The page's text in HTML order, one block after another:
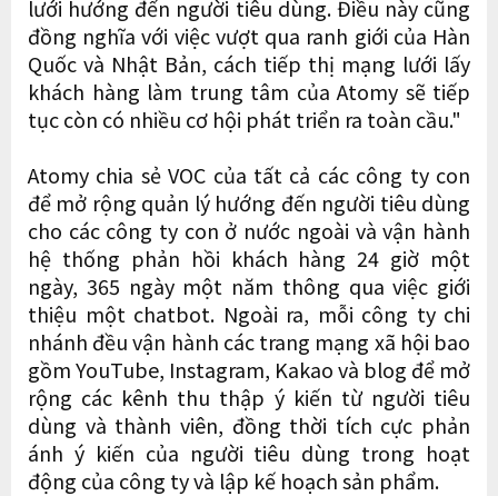
lưới hướng đến người tiêu dùng. Điều này cũng
đồng nghĩa với việc vượt qua ranh giới của Hàn
Quốc và Nhật Bản, cách tiếp thị mạng lưới lấy
khách hàng làm trung tâm của Atomy sẽ tiếp
tục còn có nhiều cơ hội phát triển ra toàn cầu."
Atomy chia sẻ VOC của tất cả các công ty con
để mở rộng quản lý hướng đến người tiêu dùng
cho các công ty con ở nước ngoài và vận hành
hệ thống phản hồi khách hàng 24 giờ một
ngày, 365 ngày một năm thông qua việc giới
thiệu một chatbot. Ngoài ra, mỗi công ty chi
nhánh đều vận hành các trang mạng xã hội bao
gồm YouTube, Instagram, Kakao và blog để mở
rộng các kênh thu thập ý kiến ​​​​từ người tiêu
dùng và thành viên, đồng thời tích cực phản
ánh ý kiến ​​​​của người tiêu dùng trong hoạt
động của công ty và lập kế hoạch sản phẩm.